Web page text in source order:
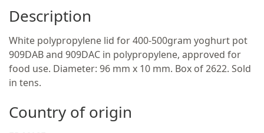
Description
White polypropylene lid for 400-500gram yoghurt pot
909DAB and 909DAC in polypropylene, approved for
food use. Diameter: 96 mm x 10 mm. Box of 2622. Sold
in tens.
Country of origin